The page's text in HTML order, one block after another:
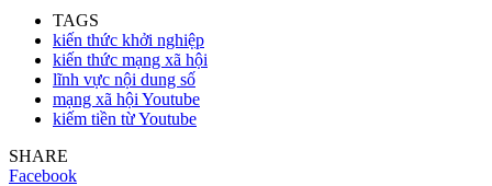
TAGS
kiến thức khởi nghiệp
kiến thức mạng xã hội
lĩnh vực nội dung số
mạng xã hội Youtube
kiếm tiền từ Youtube
SHARE
Facebook